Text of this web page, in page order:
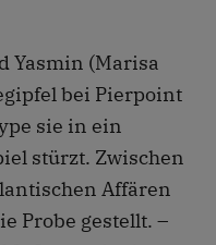
Yasmin (Marisa
bei Pierpoint
sie in ein
stürzt. Zwischen
Affären
Probe gestellt. –